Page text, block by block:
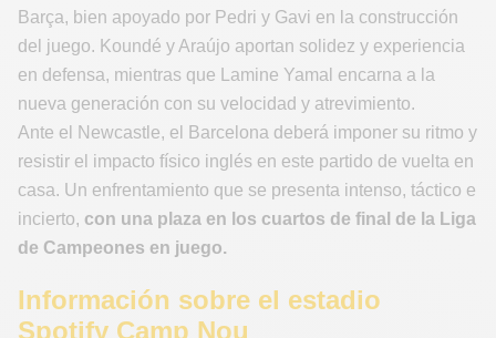
Barça, bien apoyado por Pedri y Gavi en la construcción
del juego. Koundé y Araújo aportan solidez y experiencia
en defensa, mientras que Lamine Yamal encarna a la
nueva generación con su velocidad y atrevimiento.
Ante el Newcastle, el Barcelona deberá imponer su ritmo y
resistir el impacto físico inglés en este partido de vuelta en
casa. Un enfrentamiento que se presenta intenso, táctico e
incierto, con una plaza en los cuartos de final de la Liga
de Campeones en juego.
Información sobre el estadio
Spotify Camp Nou